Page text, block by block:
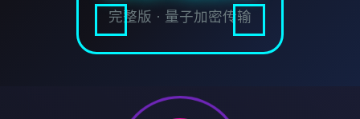
完整版 · 量子加密传输